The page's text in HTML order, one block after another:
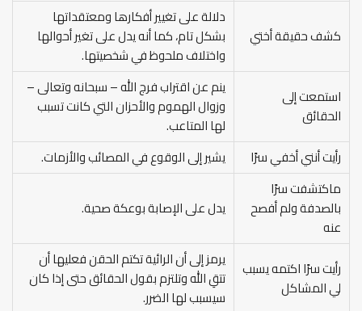
كشف حقيقة أختي
دلالة على تغيير أفكارها ومعتقداتها
بشكل تام، كما أنه يدل على تغير أحوالها
واختلاف ملحوظ في شخصيتها.
استمعت إلى
الحقائق
ينم عن اقتراب فرج الله – سبحانه وتعالى –
وزوال الهموم والأحزان التي كانت تسبب
لها المتاعب.
رأيت أنني أخفي سرًا
يشير إلى الوقوع في المصائب والأزمات.
ماكتشفت سرًا
بالصدفة ولم أفصح
عنه
يدل على الإصابة بوعكة صحية.
رأيت سرًا اكتمه يسبب
لي المشاكل
يرمز إلى أن الرائية تكتم الحقن فعليها أن
تتقِ الله وتلتزم بقول الحقائق حتى إذا كان
سيسبب لها الضرر.